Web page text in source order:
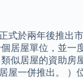
式於兩年後推出
居屋單位，並一
似居屋的資助房
屋一併推出。 ）